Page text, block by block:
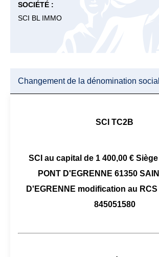
SOCIÉTÉ :
SCI BL IMMO
Changement de la dénomination
SCI TC2B
SCI au capital de 1 400,00 €
PONT D'EGRENNE 61350
D'EGRENNE modification au
845051580